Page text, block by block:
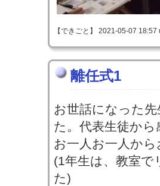
【できごと】 2021-05-07
離任式1
お世話になった
た。代表生徒か
お一人お一人か
(1年生は、教室
た)